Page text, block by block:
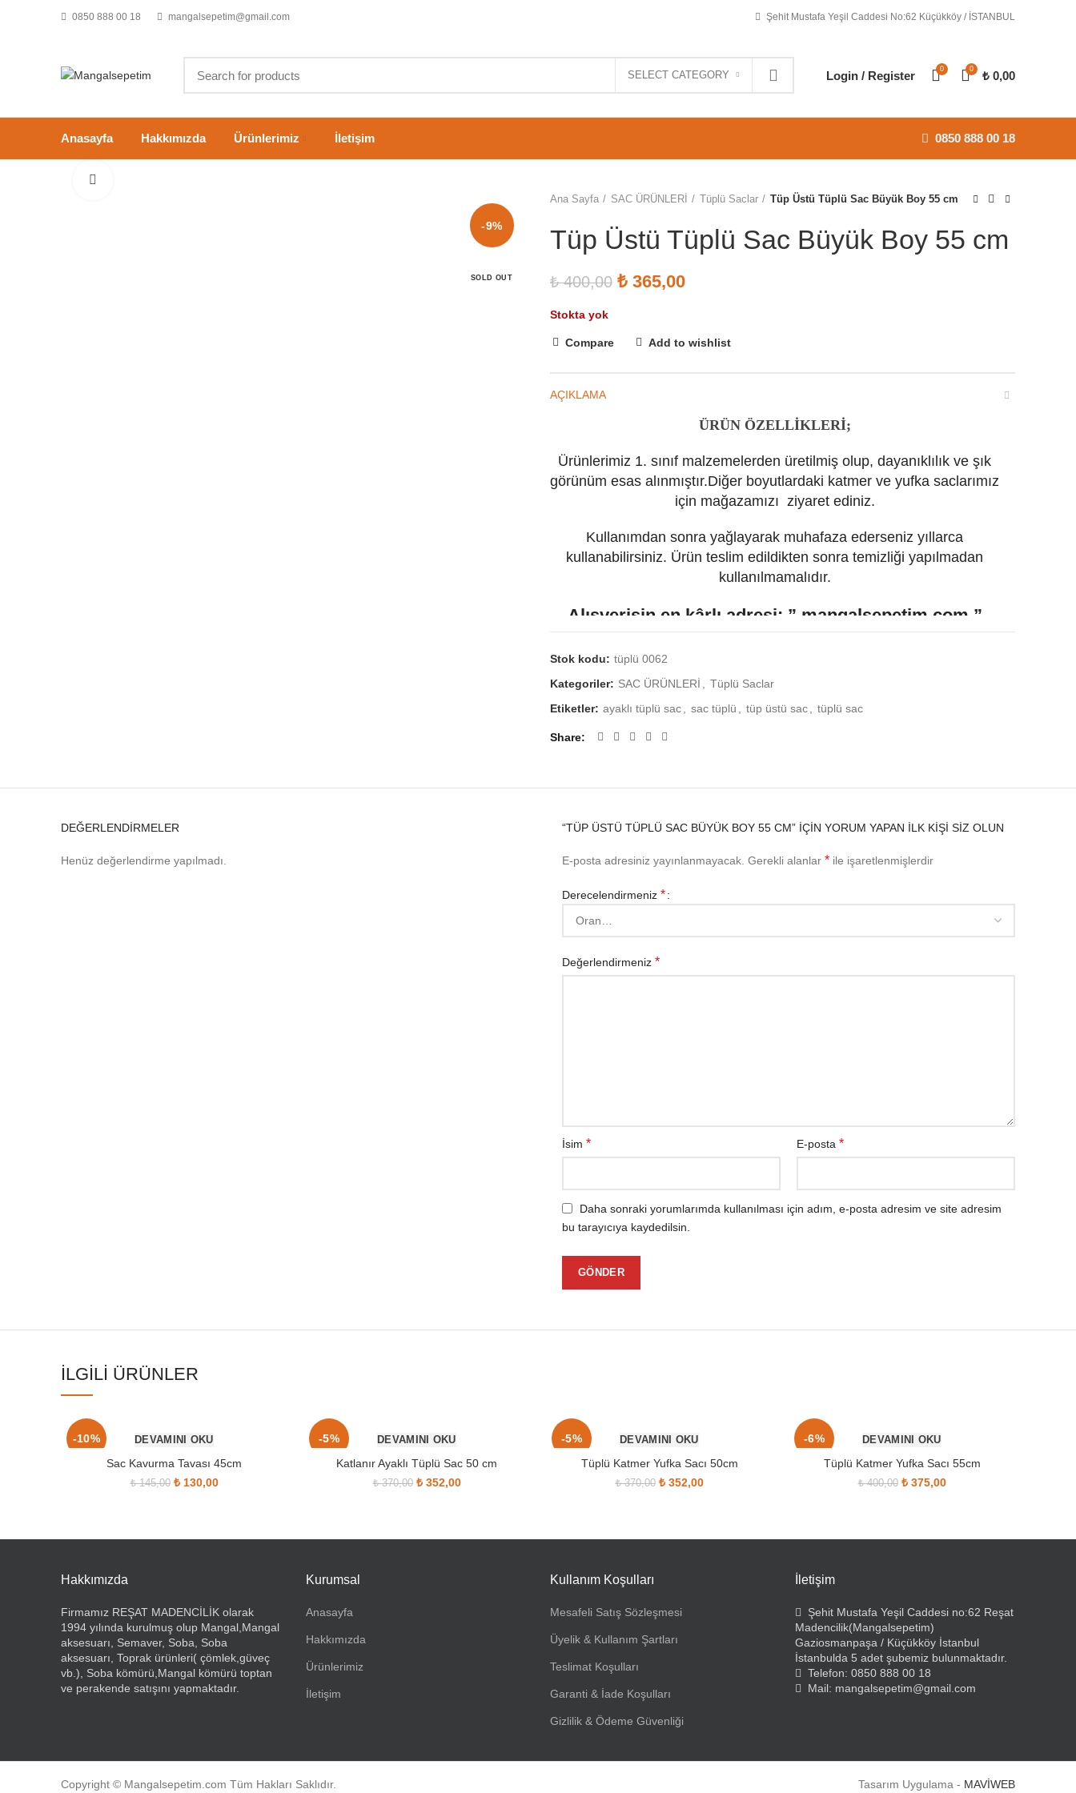
0850 888 00 18 mangalsepetim@gmail.com Şehit Mustafa Yeşil Caddesi No:62 Küçükköy / İSTANBUL
SELECT CATEGORY Login / Register 0 0 ₺ 0,00
Anasayfa Hakkımızda Ürünlerimiz İletişim 0850 888 00 18
-9%
SOLD OUT
Ana Sayfa
SAC ÜRÜNLERİ Tüplü Saclar Tüp Üstü Tüplü Sac Büyük Boy 55 cm
Tüp Üstü Tüplü Sac Büyük Boy 55 cm
₺400,00 Orijinal fiyat: ₺ 400,00.
₺ 365,00
Stokta yok
Compare Add to wishlist
AÇIKLAMA
ÜRÜN ÖZELLİKLERİ;
Ürünlerimiz 1. sınıf malzemelerden üretilmiş olup, dayanıklılık ve şık
görünüm esas alınmıştır.Diğer boyutlardaki katmer ve yufka saclarımız
için mağazamızı ziyaret ediniz.
Kullanımdan sonra yağlayarak muhafaza ederseniz yıllarca
kullanabilirsiniz. Ürün teslim edildikten sonra temizliği yapılmadan
kullanılmamalıdır.
Alışverişin en kârlı adresi; ” mangalsepetim. com ”
”mangal sepetim.
Stok kodu: tüplü 0062
Kategoriler: SAC ÜRÜNLERİ
Tüplü Saclar
Etiketler: ayaklı tüplü sac sac tüplü tüp üstü sac tüplü sac
Share
DEĞERLENDIRMELER
Henüz değerlendirme yapılmadı.
“TÜP ÜSTÜ TÜPLÜ SAC BÜYÜK BOY 55 CM” IÇIN YORUM YAPAN ILK KIŞI SIZ OLUN
E-posta adresiniz yayınlanmayacak. Gerekli alanlar * ile işaretlenmişlerdir
Derecelendirmeniz *
Değerlendirmeniz *
İsim * E-posta *
Daha sonraki yorumlarımda kullanılması için adım, e-posta adresim ve site adresim
bu tarayıcıya kaydedilsin.
İLGILI ÜRÜNLER
-10% DEVAMINI OKU
Sac Kavurma Tavası 45cm
₺145,00 Orijinal fiyat: ₺ 145,00.
₺130,00Şu andaki fiyat: ₺ 130,00.
-5% DEVAMINI OKU
Katlanır Ayaklı Tüplü Sac 50 cm
₺370,00 Orijinal fiyat: ₺ 370,00.
₺352,00Şu andaki fiyat: ₺ 352,00.
-5% DEVAMINI OKU
Tüplü Katmer Yufka Sacı 50cm
₺370,00 Orijinal fiyat: ₺ 370,00.
₺352,00Şu andaki fiyat: ₺ 352,00.
-6% DEVAMINI OKU
Tüplü Katmer Yufka Sacı 55cm
₺400,00 Orijinal fiyat: ₺ 400,00.
₺375,00
Hakkımızda
Firmamız REŞAT MADENCİLİK olarak
1994 yılında kurulmuş olup Mangal,Mangal
aksesuarı, Semaver, Soba, Soba
aksesuarı, Toprak ürünleri( çömlek,güveç
vb.), Soba kömürü,Mangal kömürü toptan
ve perakende satışını yapmaktadır.
Kurumsal
Anasayfa
Hakkımızda
Ürünlerimiz
İletişim
Kullanım Koşulları
Mesafeli Satış Sözleşmesi
Üyelik & Kullanım Şartları
Teslimat Koşulları
Garanti & İade Koşulları
Gizlilik & Ödeme Güvenliği
İletişim
Şehit Mustafa Yeşil Caddesi no:62 Reşat
Madencilik(Mangalsepetim)
Gaziosmanpaşa / Küçükköy İstanbul
İstanbulda 5 adet şubemiz bulunmaktadır.
Telefon: 0850 888 00 18
Mail: mangalsepetim@gmail.com
Copyright © Mangalsepetim.com Tüm Hakları Saklıdır. Tasarım Uygulama - MAVİWEB